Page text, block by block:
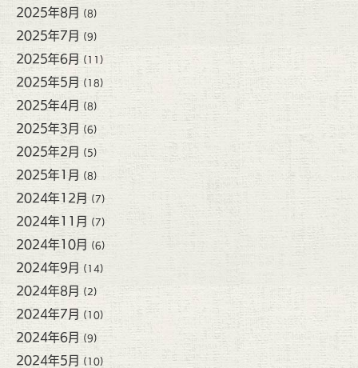
2025年8月 (8)
2025年7月 (9)
2025年6月 (11)
2025年5月 (18)
2025年4月 (8)
2025年3月 (6)
2025年2月 (5)
2025年1月 (8)
2024年12月 (7)
2024年11月 (7)
2024年10月 (6)
2024年9月 (14)
2024年8月 (2)
2024年7月 (10)
2024年6月 (9)
2024年5月 (10)